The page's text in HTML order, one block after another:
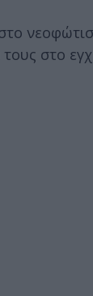
τους στο